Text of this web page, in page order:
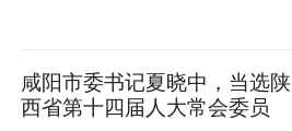
咸阳市委书记夏晓中，当选陕
西省第十四届人大常会委员